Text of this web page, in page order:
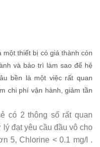
thiết bị có giá thành còn
và bảo trì làm sao để hệ
bền là một việc rất quan
chi phí vận hành, giảm tần
có 2 thông số rất quan
đạt yêu cầu đầu vô cho
5, Chlorine < 0.1 mg/l .